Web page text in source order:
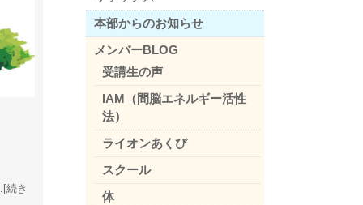
続き
本部からのお知らせ
メンバーBLOG
受講生の声
IAM（間脳エネルギー活性
法）
ライオンあくび
スクール
体